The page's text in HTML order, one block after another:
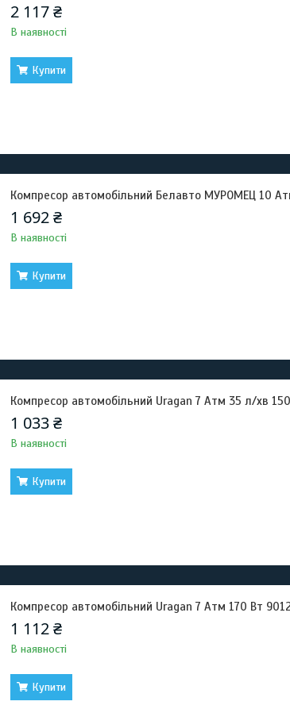
2 117 ₴
В наявності
Купити
Компресор автомобільний Белавто МУРОМЕЦ 10
1 692 ₴
В наявності
Купити
Компресор автомобільний Uragan 7 Атм 35 л/хв
1 033 ₴
В наявності
Купити
Компресор автомобільний Uragan 7 Атм 170 Вт
1 112 ₴
В наявності
Купити